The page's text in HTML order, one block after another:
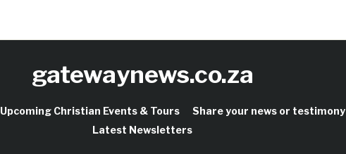
gatewaynews.co.za
Upcoming Christian Events & Tours Share your news or testimony
Latest Newsletters